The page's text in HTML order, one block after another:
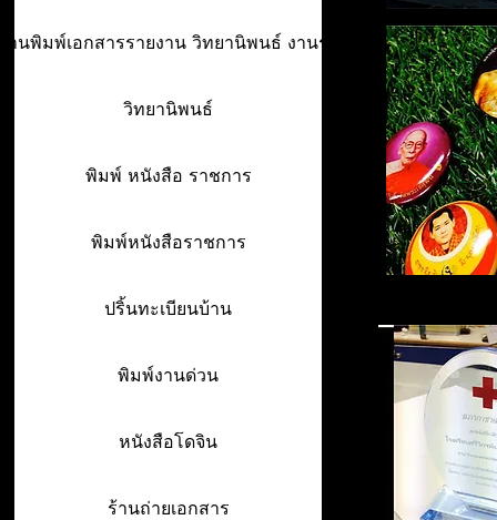
านพิมพ์เอกสารรายงาน วิทยานิพนธ์ งานรา
วิทยานิพนธ์
พิมพ์ หนังสือ ราชการ
พิมพ์หนังสือราชการ
ปริ้นทะเบียนบ้าน
พิมพ์งานด่วน
หนังสือโดจิน
ร้านถ่ายเอกสาร